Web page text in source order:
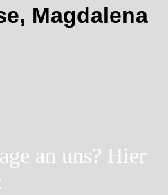
Magdalena
an uns? Hier